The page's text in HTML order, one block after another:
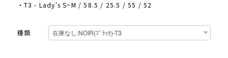
・T3 - Lady's S~M / 58.5 / 25.5 / 55 / 52
種類